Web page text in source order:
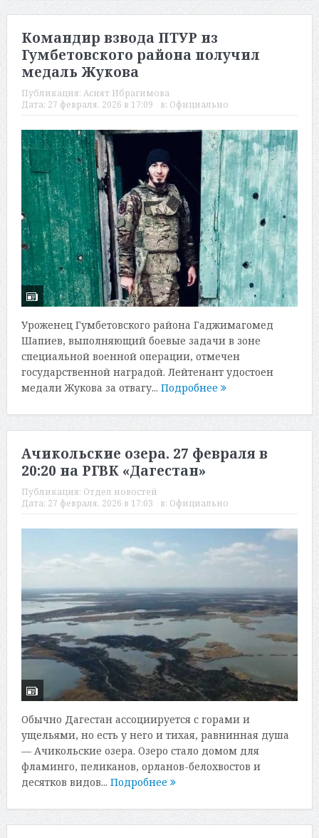
Командир взвода ПТУР из
Гумбетовского района получил
медаль Жукова
Публикация: Асият Ибрагимова
Дата: 27 февраля, 2026 в 17:09 в: Официально
Уроженец Гумбетовского района Гаджимагомед
Шапиев, выполняющий боевые задачи в зоне
специальной военной операции, отмечен
государственной наградой. Лейтенант удостоен
медали Жукова за отвагу... Подробнее
Ачикольские озера. 27 февраля в
20:20 на РГВК «Дагестан»
Публикация: Отдел новостей
Дата: 27 февраля, 2026 в 17:03 в: Официально
Обычно Дагестан ассоциируется с горами и
ущельями, но есть у него и тихая, равнинная душа
— Ачикольские озера. Озеро стало домом для
фламинго, пеликанов, орланов-белохвостов и
десятков видов... Подробнее